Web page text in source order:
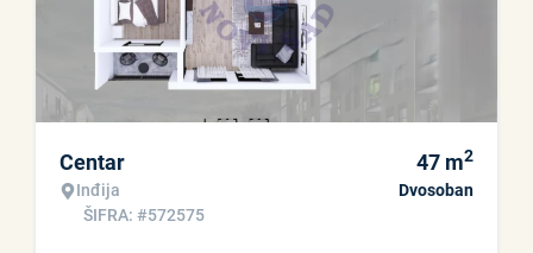
Centar
Inđija
ŠIFRA: #572575
47 m2
Dvosoban